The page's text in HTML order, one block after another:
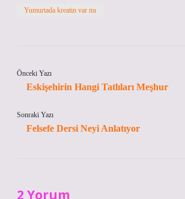
Yumurtada kreatin var mı
Önceki Yazı
Eskişehirin Hangi Tatlıları Meşhur
Sonraki Yazı
Felsefe Dersi Neyi Anlatıyor
2 Yorum